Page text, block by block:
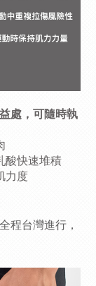
處，可隨時執
酸快速堆積
力度
程台灣進行，